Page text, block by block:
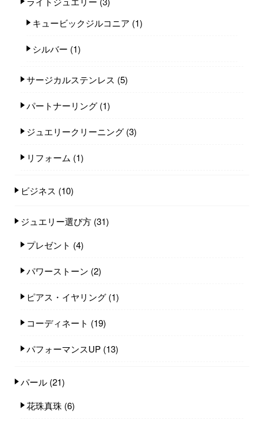
キュービックジルコニア (1)
シルバー (1)
サージカルステンレス (5)
パートナーリング (1)
ジュエリークリーニング (3)
リフォーム (1)
ビジネス (10)
ジュエリー選び方 (31)
プレゼント (4)
パワーストーン (2)
ピアス・イヤリング (1)
コーディネート (19)
パフォーマンスUP (13)
パール (21)
花珠真珠 (6)